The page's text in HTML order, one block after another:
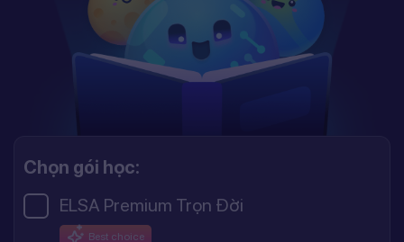
Chọn gói học:
ELSA Premium Trọn Đời
Best choice